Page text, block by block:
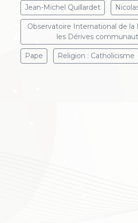
Jean-Michel Quillardet
Observatoire International de la
les Dérives
Pape Religion : Catholicisme